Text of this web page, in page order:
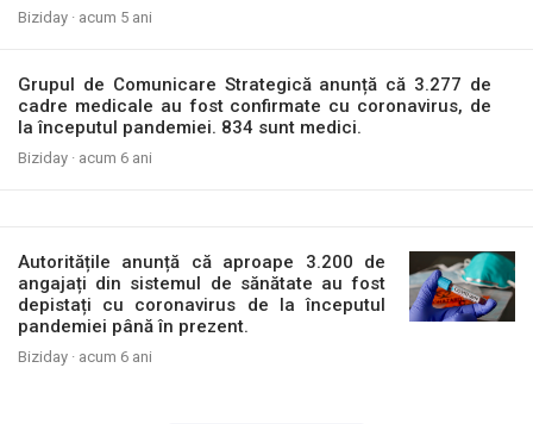
Biziday · acum 5 ani
Grupul de Comunicare Strategică anunță că 3.277 de
cadre medicale au fost confirmate cu coronavirus, de
la începutul pandemiei. 834 sunt medici.
Biziday · acum 6 ani
Autoritățile anunță că aproape 3.200 de
angajați din sistemul de sănătate au fost
depistați cu coronavirus de la începutul
pandemiei până în prezent.
Biziday · acum 6 ani